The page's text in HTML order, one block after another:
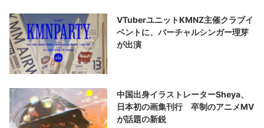
VTuberユニットKMNZ主催クラブイ
ベントに、バーチャルシンガー理芽
が出演
中国出身イラストレーターSheya、
日本初の画集刊行 卒制のアニメMV
が話題の新鋭